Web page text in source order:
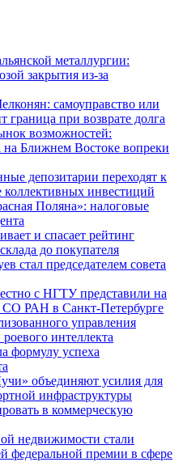
металлургии:
закрытия из-за
самоуправство или
граница при возврате долга
возможностей:
Ближнем Востоке вопреки
депозитарии переходят к
инвестиций
Поляна»: налоговые
и спасает рейтинг
до покупателя
стал председателем совета
с НГТУ представили на
РАН в Санкт-Петербурге
управления
интеллекта
формулу успеха
объединяют усилия для
инфраструктуры
в коммерческую
недвижимости стали
федеральной премии в сфере